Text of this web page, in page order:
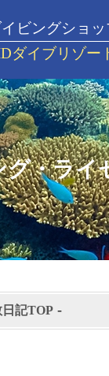
ビングショッ
ダイブリゾー
・ライ
日記TOP -